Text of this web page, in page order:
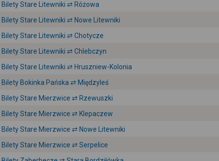
Bilety Stare Litewniki ⇄ Różowa
Bilety Stare Litewniki ⇄ Nowe Litewniki
Bilety Stare Litewniki ⇄ Chotycze
Bilety Stare Litewniki ⇄ Chlebczyn
Bilety Stare Litewniki ⇄ Hruszniew-Kolonia
Bilety Bokinka Pańska ⇄ Międzyleś
Bilety Stare Mierzwice ⇄ Rzewuszki
Bilety Stare Mierzwice ⇄ Klepaczew
Bilety Stare Mierzwice ⇄ Nowe Litewniki
Bilety Stare Mierzwice ⇄ Serpelice